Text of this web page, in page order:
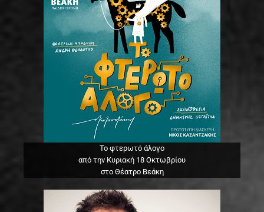
Το φτερωτό άλογο
από την Κυριακή 18 Οκτωβρίου
στο Θέατρο Βεάκη